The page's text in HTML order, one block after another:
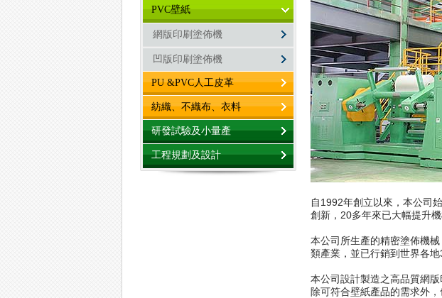
自1992年創立以來，本公司
創新，20多年來已大幅提升
本公司所生產的精密塗佈機
類產業，並已行銷到世界各地
本公司設計製造之高品質網版
除可符合壁紙產品的需求外